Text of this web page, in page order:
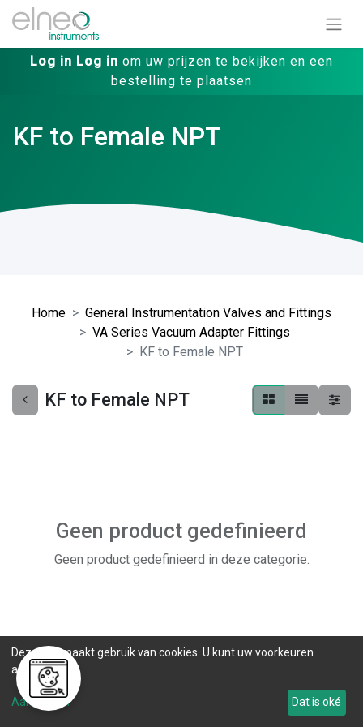
Log in Log in om uw prijzen te bekijken en een
bestelling te plaatsen
KF to Female NPT
Home
General Instrumentation Valves and Fittings
VA Series Vacuum Adapter Fittings
KF to Female NPT
KF to Female NPT
Geen product gedefinieerd
Geen product gedefinieerd in deze categorie.
Deze site maakt gebruik van cookies. U kunt uw voorkeuren
aanpassen.
Aanpassen Dat is oké